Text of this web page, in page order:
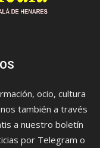
ocio, cultura
también a través
a nuestro boletín
por Telegram o